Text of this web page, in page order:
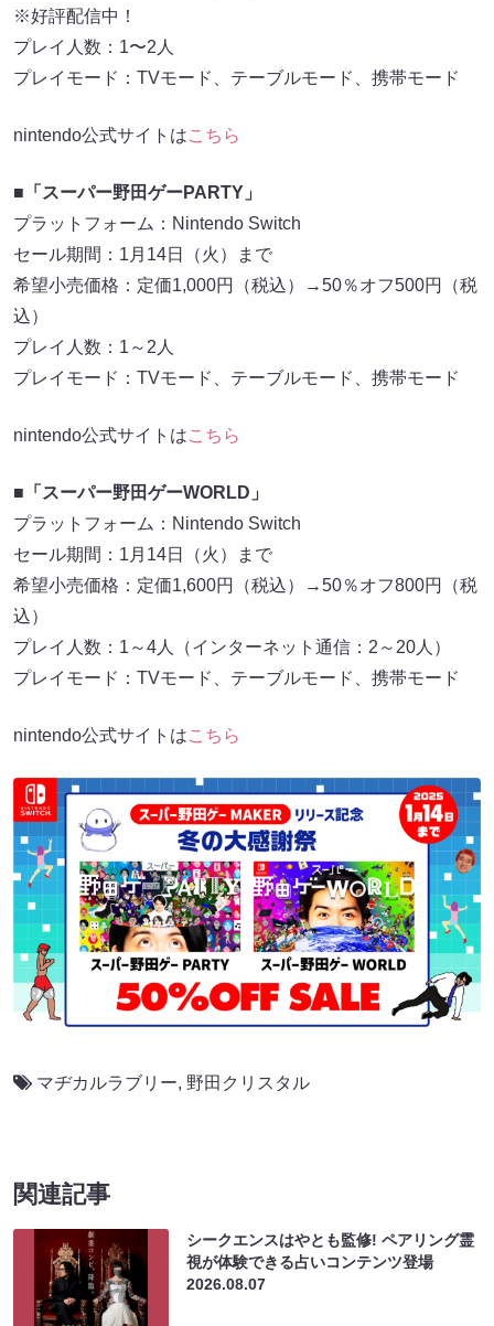
※好評配信中！
プレイ人数：1〜2人
プレイモード：TVモード、テーブルモード、携帯モード
nintendo公式サイトはこちら
■「スーパー野田ゲーPARTY」
プラットフォーム：Nintendo Switch
セール期間：1月14日（火）まで
希望小売価格：定価1,000円（税込）→50％オフ500円（税
込）
プレイ人数：1～2人
プレイモード：TVモード、テーブルモード、携帯モード
nintendo公式サイトはこちら
■「スーパー野田ゲーWORLD」
プラットフォーム：Nintendo Switch
セール期間：1月14日（火）まで
希望小売価格：定価1,600円（税込）→50％オフ800円（税
込）
プレイ人数：1～4人（インターネット通信：2～20人）
プレイモード：TVモード、テーブルモード、携帯モード
nintendo公式サイトはこちら
マヂカルラブリー, 野田クリスタル
関連記事
シークエンスはやとも監修! ペアリング霊
視が体験できる占いコンテンツ登場
2026.08.07